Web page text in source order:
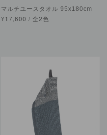
マルチユースタオル 95x180cm
¥17,600 / 全2色